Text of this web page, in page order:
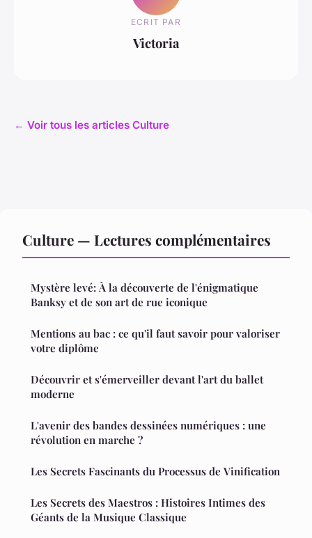
ECRIT PAR
Victoria
← Voir tous les articles Culture
Culture — Lectures complémentaires
Mystère levé: À la découverte de l'énigmatique
Banksy et de son art de rue iconique
Mentions au bac : ce qu'il faut savoir pour valoriser
votre diplôme
Découvrir et s'émerveiller devant l'art du ballet
moderne
L'avenir des bandes dessinées numériques : une
révolution en marche ?
Les Secrets Fascinants du Processus de Vinification
Les Secrets des Maestros : Histoires Intimes des
Géants de la Musique Classique